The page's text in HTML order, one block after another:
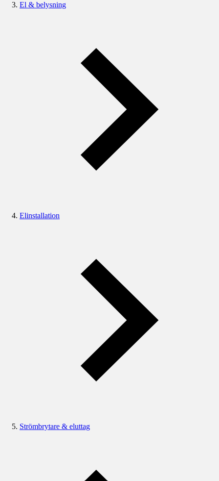
El & belysning
Elinstallation
Strömbrytare & eluttag